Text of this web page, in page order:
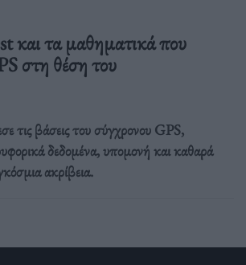
και τα μαθηματικά που
στη θέση του
τις βάσεις του σύγχρονου GPS,
δεδομένα, υπομονή και καθαρά
ακρίβεια.